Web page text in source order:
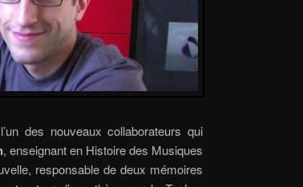
des nouveaux collaborateurs qui
, enseignant en Histoire des Musiques
responsable de deux mémoires